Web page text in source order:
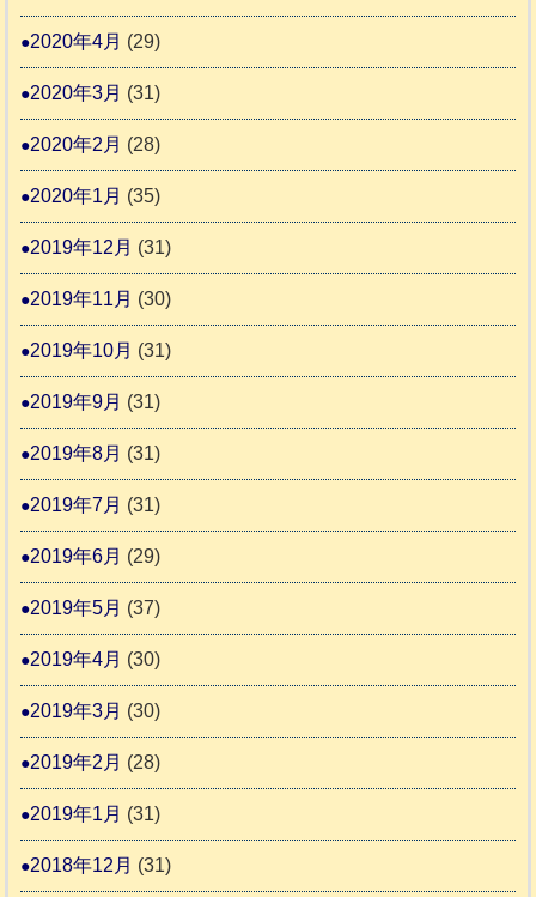
2020年4月 (29)
2020年3月 (31)
2020年2月 (28)
2020年1月 (35)
2019年12月 (31)
2019年11月 (30)
2019年10月 (31)
2019年9月 (31)
2019年8月 (31)
2019年7月 (31)
2019年6月 (29)
2019年5月 (37)
2019年4月 (30)
2019年3月 (30)
2019年2月 (28)
2019年1月 (31)
2018年12月 (31)